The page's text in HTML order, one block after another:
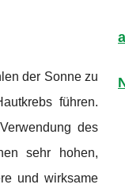
der Sonne zu
führen.
des
sehr hohen,
und wirksame